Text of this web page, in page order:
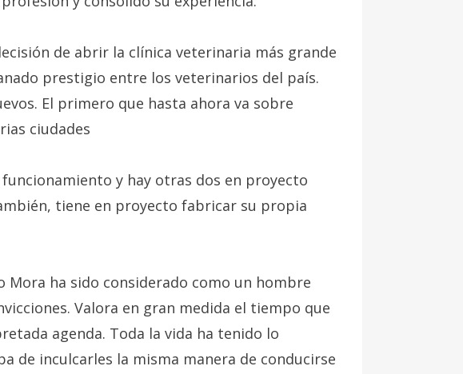
de abrir la clínica veterinaria más grande
prestigio entre los veterinarios del país.
El primero que hasta ahora va sobre
ciudades
y hay otras dos en proyecto
tiene en proyecto fabricar su propia
ha sido considerado como un hombre
Valora en gran medida el tiempo que
agenda. Toda la vida ha tenido lo
de inculcarles la misma manera de conducirse